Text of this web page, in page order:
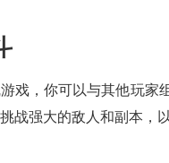
戏，你可以与其他玩
战强大的敌人和副本，